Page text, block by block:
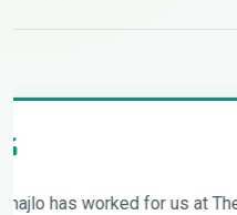
A good person and an